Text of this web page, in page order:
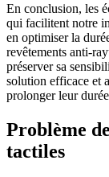
En conclusion, les
qui facilitent notre
en optimiser la
revêtements anti-
préserver sa
solution efficace et
prolonger leur
Problème
tactiles